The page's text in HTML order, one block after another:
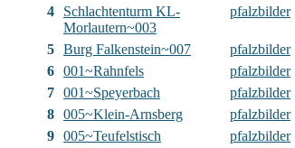
4
Schlachtenturm KL-
Morlautern~003
pfalzbilder
5 Burg Falkenstein~007 pfalzbilder
6 001~Rahnfels pfalzbilder
7 001~Speyerbach pfalzbilder
8 005~Klein-Arnsberg pfalzbilder
9 005~Teufelstisch pfalzbilder